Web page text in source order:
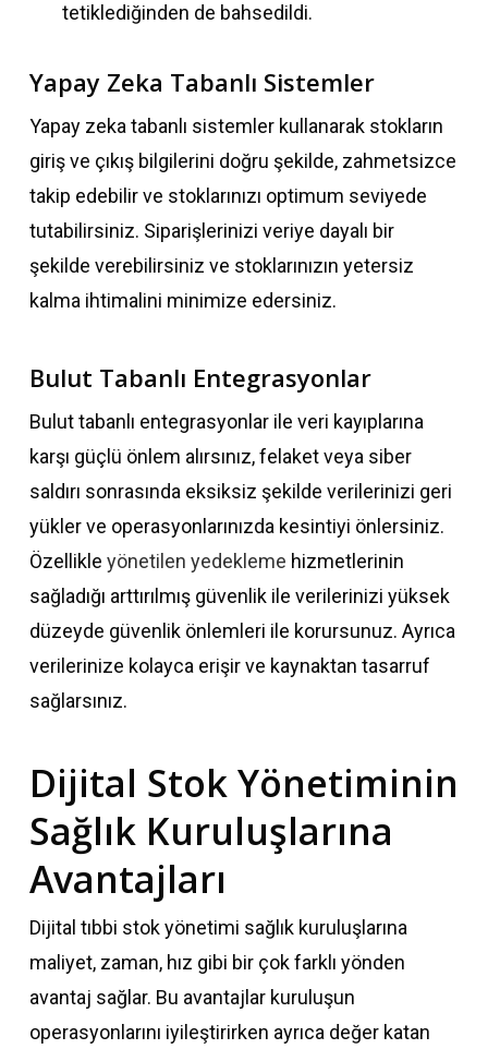
tetiklediğinden de bahsedildi.
Yapay Zeka Tabanlı Sistemler
Yapay zeka tabanlı sistemler kullanarak stokların
giriş ve çıkış bilgilerini doğru şekilde, zahmetsizce
takip edebilir ve stoklarınızı optimum seviyede
tutabilirsiniz. Siparişlerinizi veriye dayalı bir
şekilde verebilirsiniz ve stoklarınızın yetersiz
kalma ihtimalini minimize edersiniz.
Bulut Tabanlı Entegrasyonlar
Bulut tabanlı entegrasyonlar ile veri kayıplarına
karşı güçlü önlem alırsınız, felaket veya siber
saldırı sonrasında eksiksiz şekilde verilerinizi geri
yükler ve operasyonlarınızda kesintiyi önlersiniz.
Özellikle yönetilen yedekleme hizmetlerinin
sağladığı arttırılmış güvenlik ile verilerinizi yüksek
düzeyde güvenlik önlemleri ile korursunuz. Ayrıca
verilerinize kolayca erişir ve kaynaktan tasarruf
sağlarsınız.
Dijital Stok Yönetiminin
Sağlık Kuruluşlarına
Avantajları
Dijital tıbbi stok yönetimi sağlık kuruluşlarına
maliyet, zaman, hız gibi bir çok farklı yönden
avantaj sağlar. Bu avantajlar kuruluşun
operasyonlarını iyileştirirken ayrıca değer katan